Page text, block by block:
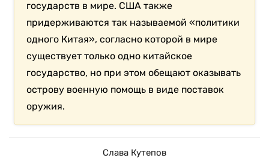
государств в мире. США также
придерживаются так называемой «политики
одного Китая», согласно которой в мире
существует только одно китайское
государство, но при этом обещают оказывать
острову военную помощь в виде поставок
оружия.
Слава Кутепов